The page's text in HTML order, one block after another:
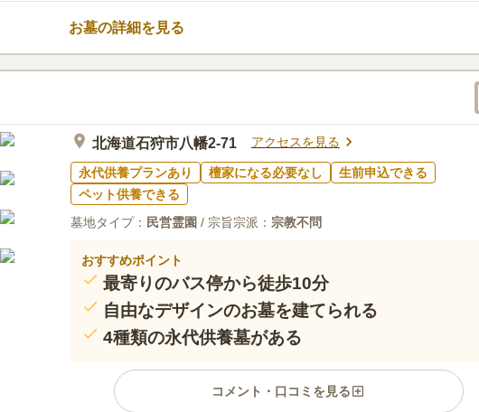
保されておりゆっくりと、くつろぐことができる。
口コミの続きを読む
お墓の詳細を見る
北海道石狩市八幡2-71 アクセスを見る
永代供養プランあり 檀家になる必要なし
生前申込できる
ペット供養できる
墓地タイプ： 民営霊園 / 宗旨宗派： 宗教不問
おすすめポイント
最寄りのバス停から徒歩10分
自由なデザインのお墓を建てられる
4種類の永代供養墓がある
コメント・口コミを見る